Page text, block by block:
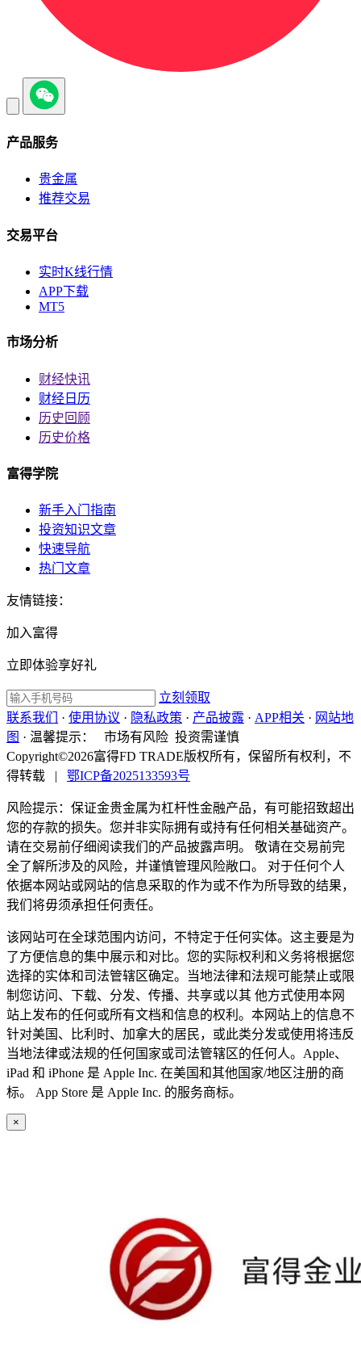
产品服务
贵金属
推荐交易
交易平台
实时K线行情
APP下载
MT5
市场分析
财经快讯
财经日历
历史回顾
历史价格
富得学院
新手入门指南
投资知识文章
快速导航
热门文章
友情链接：
加入富得
立即体验享好礼
立刻领取
联系我们
· 使用协议 · 隐私政策 · 产品披露 · APP相关 · 网站地
图 · 温馨提示：
市场有风险 投资需谨慎
Copyright©2026富得FD TRADE版权所有，保留所有权利，不
得转载
| 鄂ICP备2025133593号
风险提示：保证金贵金属为杠杆性金融产品，有可能招致超出
您的存款的损失。您并非实际拥有或持有任何相关基础资产。
请在交易前仔细阅读我们的产品披露声明。 敬请在交易前完
全了解所涉及的风险，并谨慎管理风险敞口。 对于任何个人
依据本网站或网站的信息采取的作为或不作为所导致的结果，
我们将毋须承担任何责任。
该网站可在全球范围内访问，不特定于任何实体。这主要是为
了方便信息的集中展示和对比。您的实际权利和义务将根据您
选择的实体和司法管辖区确定。当地法律和法规可能禁止或限
制您访问、下载、分发、传播、共享或以其 他方式使用本网
站上发布的任何或所有文档和信息的权利。本网站上的信息不
针对美国、比利时、加拿大的居民，或此类分发或使用将违反
当地法律或法规的任何国家或司法管辖区的任何人。Apple、
iPad 和 iPhone 是 Apple Inc. 在美国和其他国家/地区注册的商
标。 App Store 是 Apple Inc. 的服务商标。
×